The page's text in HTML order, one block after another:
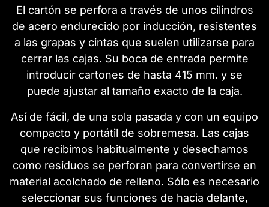
El cartón se perfora a través de unos cilindros
de acero endurecido por inducción, resistentes
a las grapas y cintas que suelen utilizarse para
cerrar las cajas. Su boca de entrada permite
introducir cartones de hasta 415 mm. y se
puede ajustar al tamaño exacto de la caja.
Así de fácil, de una sola pasada y con un equipo
compacto y portátil de sobremesa. Las cajas
que recibimos habitualmente y desechamos
como residuos se perforan para convertirse en
material acolchado de relleno. Sólo es necesario
seleccionar sus funciones de hacia delante,